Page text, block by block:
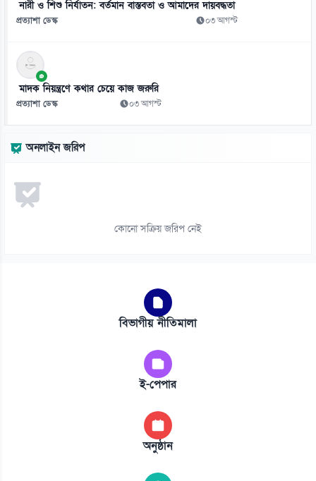
নারী ও শিশু নির্যাতন: বর্তমান বাস্তবতা ও আমাদের দায়বদ্ধতা
প্রত্যাশা ডেস্ক ০৩ আগস্ট
মাদক নিয়ন্ত্রণে কথার চেয়ে কাজ জরুরি
প্রত্যাশা ডেস্ক ০৩ আগস্ট
অনলাইন জরিপ
কোনো সক্রিয় জরিপ নেই
বিভাগীয় নীতিমালা
ই-পেপার
অনুষ্ঠান